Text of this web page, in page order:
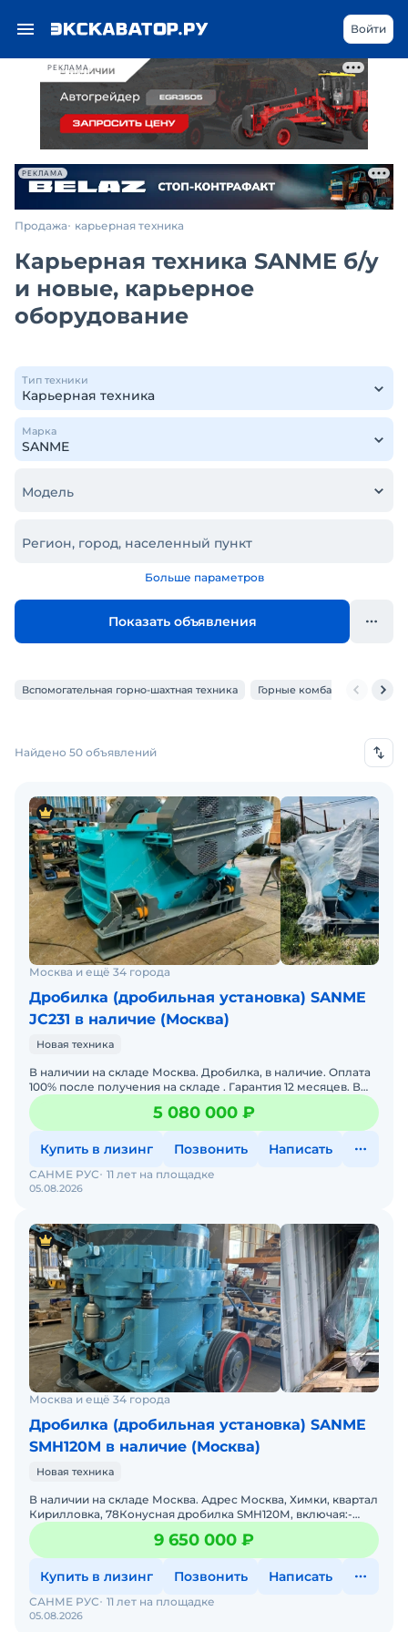
РЕКЛАМА
Войти
РЕКЛАМА
Продажа карьерная техника
Карьерная техника SANME б/у
и новые, карьерное
оборудование
Тип техники
Марка
Модель
Регион, город, населенный пункт
Больше параметров
Показать объявления
Вспомогательная горно-шахтная техника Горные комбайны
Найдено 50 объявлений
Москва и ещё 34 города
Дробилка (дробильная установка) SANME
JC231 в наличие (Москва)
Новая техника
В наличии на складе Москва. Дробилка, в наличие. Оплата
100% после получения на складе . Гарантия 12 месяцев. В
стоимость включен выезд инженера для принятия на
5 080 000 ₽
Купить в лизинг Позвонить Написать
05.08.2026
САНМЕ РУС 11 лет на площадке
Москва и ещё 34 города
Дробилка (дробильная установка) SANME
SMH120М в наличие (Москва)
Новая техника
В наличии на складе Москва. Адрес Москва, Химки, квартал
Кирилловка, 78Конусная дробилка SMH120М, включая:-
пульт управления с плавным пуском XICHI – 1 шт.
9 650 000 ₽
Купить в лизинг Позвонить Написать
05.08.2026
САНМЕ РУС 11 лет на площадке